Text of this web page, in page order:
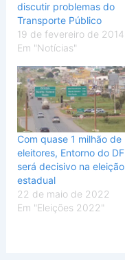
discutir problemas do
Transporte Público
19 de fevereiro de 2014
Em "Notícias"
Com quase 1 milhão de
eleitores, Entorno do DF
será decisivo na eleição
estadual
22 de maio de 2022
Em "Eleições 2022"